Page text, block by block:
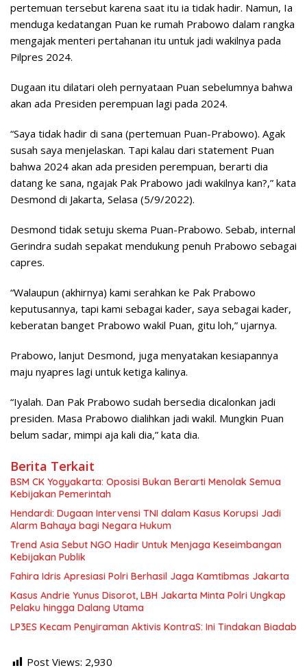
pertemuan tersebut karena saat itu ia tidak hadir. Namun, Ia
menduga kedatangan Puan ke rumah Prabowo dalam rangka
mengajak menteri pertahanan itu untuk jadi wakilnya pada
Pilpres 2024.
Dugaan itu dilatari oleh pernyataan Puan sebelumnya bahwa
akan ada Presiden perempuan lagi pada 2024.
“Saya tidak hadir di sana (pertemuan Puan-Prabowo). Agak
susah saya menjelaskan. Tapi kalau dari statement Puan
bahwa 2024 akan ada presiden perempuan, berarti dia
datang ke sana, ngajak Pak Prabowo jadi wakilnya kan?,” kata
Desmond di Jakarta, Selasa (5/9/2022).
Desmond tidak setuju skema Puan-Prabowo. Sebab, internal
Gerindra sudah sepakat mendukung penuh Prabowo sebagai
capres.
“Walaupun (akhirnya) kami serahkan ke Pak Prabowo
keputusannya, tapi kami sebagai kader, saya sebagai kader,
keberatan banget Prabowo wakil Puan, gitu loh,” ujarnya.
Prabowo, lanjut Desmond, juga menyatakan kesiapannya
maju nyapres lagi untuk ketiga kalinya.
“Iyalah. Dan Pak Prabowo sudah bersedia dicalonkan jadi
presiden. Masa Prabowo dialihkan jadi wakil. Mungkin Puan
belum sadar, mimpi aja kali dia,” kata dia.
Berita Terkait
BSM CK Yogyakarta: Oposisi Bukan Berarti Menolak Semua
Kebijakan Pemerintah
Hendardi: Dugaan Intervensi TNI dalam Kasus Korupsi Jadi
Alarm Bahaya bagi Negara Hukum
Trend Asia Sebut NGO Hadir Untuk Menjaga Keseimbangan
Kebijakan Publik
Fahira Idris Apresiasi Polri Berhasil Jaga Kamtibmas Jakarta
Kasus Andrie Yunus Disorot, LBH Jakarta Minta Polri Ungkap
Pelaku hingga Dalang Utama
LP3ES Kecam Penyiraman Aktivis KontraS: Ini Tindakan Biadab
Post Views: 2,930